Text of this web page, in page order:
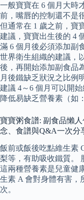
一般寶寶在 6 個月大時
前，嘴唇的控制還不是
但通常在 1 歲之前，寶
建議，寶寶出生後的 4
滿 6 個月後必須添加副
世界衛生組織的建議，
後，再開始添加副食品
月後鐵缺乏狀況之比例
建議 4～6 個月可以開
降低易缺乏營養素（如
寶寶粥食譜: 副食品懶
念、食譜與Q&A一次分
飯前或飯後吃點維生素
梨等，有助吸收鐵質。
這兩種營養素是兒童健
生素 A 會對身體有害，
次。